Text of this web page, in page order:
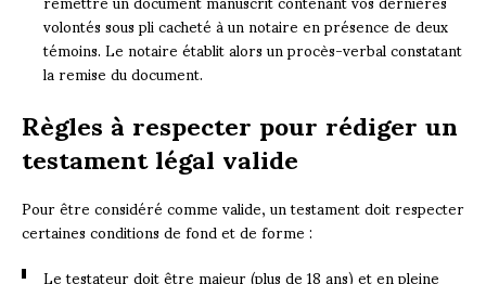
volontés sous pli cacheté à un notaire en présence de deux
témoins. Le notaire établit alors un procès-verbal constatant
la remise du document.
Règles à respecter pour rédiger un
testament légal valide
Pour être considéré comme valide, un testament doit respecter
certaines conditions de fond et de forme :